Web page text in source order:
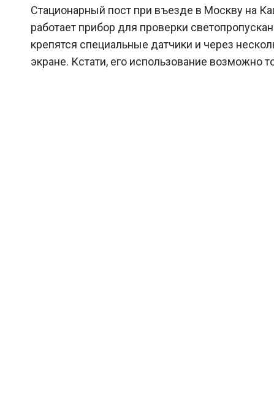
Стационарный пост при въезде в Москву на
работает прибор для проверки
крепятся специальные датчики и через
экране. Кстати, его использование возможно